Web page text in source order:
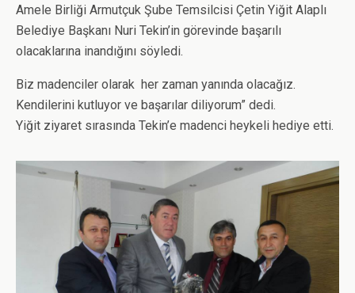
Amele Birliği Armutçuk Şube Temsilcisi Çetin Yiğit Alaplı
Belediye Başkanı Nuri Tekin’in görevinde başarılı
olacaklarına inandığını söyledi.
Biz madenciler olarak her zaman yanında olacağız.
Kendilerini kutluyor ve başarılar diliyorum” dedi.
Yiğit ziyaret sırasında Tekin’e madenci heykeli hediye etti.